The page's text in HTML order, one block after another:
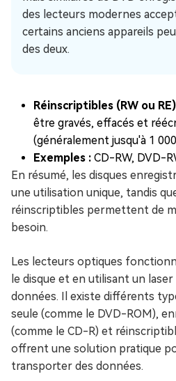
des lecteurs modernes
certains anciens appareils
des deux.
Réinscriptibles (RW ou
être gravés, effacés et
(généralement jusqu'à 1
Exemples : CD-RW, DVD-
En résumé, les disques
une utilisation unique, tandis
réinscriptibles permettent de
besoin.
Les lecteurs optiques
le disque et en utilisant un
données. Il existe différents
seule (comme le DVD-ROM),
(comme le CD-R) et
offrent une solution pratique
transporter des données.